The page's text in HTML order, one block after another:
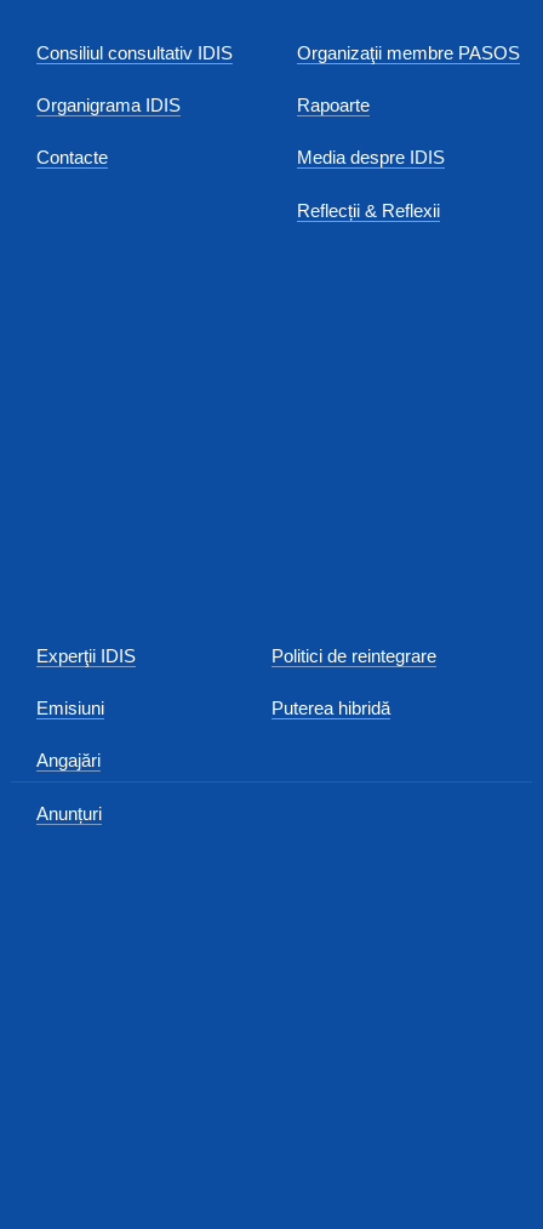
Consiliul consultativ IDIS
Organigrama IDIS
Contacte
Organizaţii membre PASOS
Rapoarte
Media despre IDIS
Reflecții & Reflexii
Experţii IDIS
Emisiuni
Angajări
Anunțuri
Politici de reintegrare
Puterea hibridă